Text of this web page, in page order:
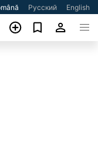
Русский English